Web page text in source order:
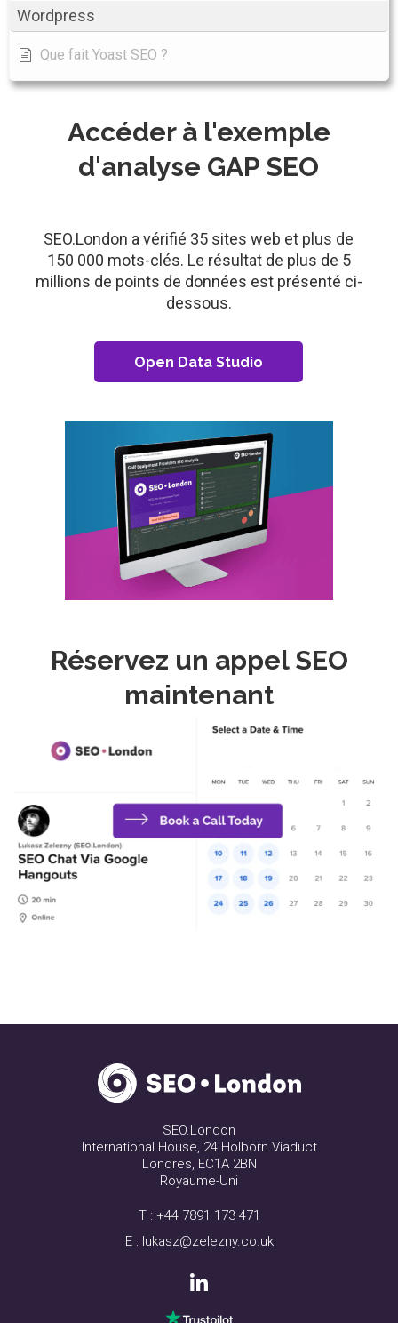
Wordpress
Que fait Yoast SEO ?
Accéder à l'exemple
d'analyse GAP SEO
SEO.London a vérifié 35 sites web et plus de
150 000 mots-clés. Le résultat de plus de 5
millions de points de données est présenté ci-
dessous.
Open Data Studio
Réservez un appel SEO
maintenant
SEO.London
International House, 24 Holborn Viaduct
Londres, EC1A 2BN
Royaume-Uni
T : +44 7891 173 471
E : lukasz@zelezny.co.uk